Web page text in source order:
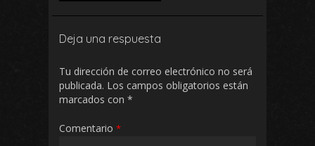
Deja una respuesta
Tu dirección de correo electrónico no será
publicada. Los campos obligatorios están
marcados con *
Comentario *